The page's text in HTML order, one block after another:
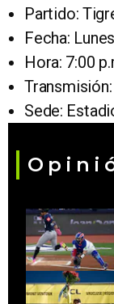
Partido:
Fecha:
Hora: 7:00
Sede: